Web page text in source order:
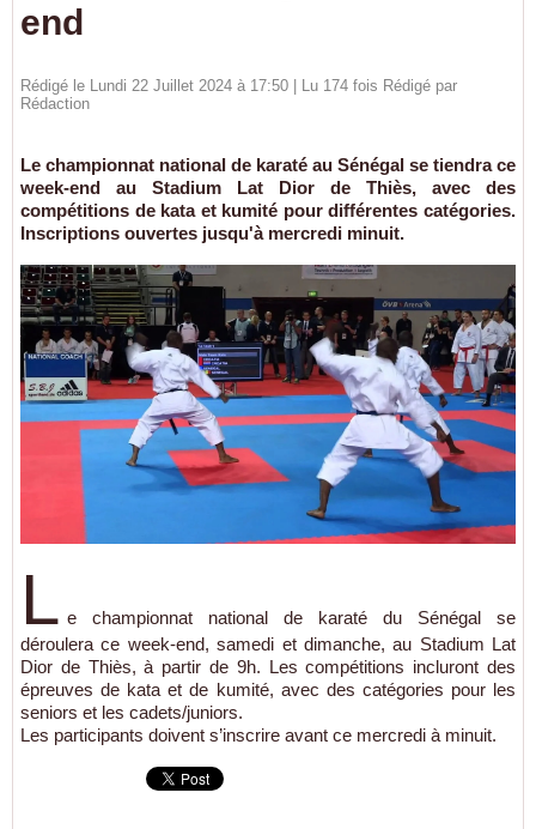
end
Rédigé le Lundi 22 Juillet 2024 à 17:50 | Lu 174 fois Rédigé par
Rédaction
Le championnat national de karaté au Sénégal se tiendra ce
week-end au Stadium Lat Dior de Thiès, avec des
compétitions de kata et kumité pour différentes catégories.
Inscriptions ouvertes jusqu'à mercredi minuit.
L e championnat national de karaté du Sénégal se
déroulera ce week-end, samedi et dimanche, au Stadium Lat
Dior de Thiès, à partir de 9h. Les compétitions incluront des
épreuves de kata et de kumité, avec des catégories pour les
seniors et les cadets/juniors.
Les participants doivent s’inscrire avant ce mercredi à minuit.